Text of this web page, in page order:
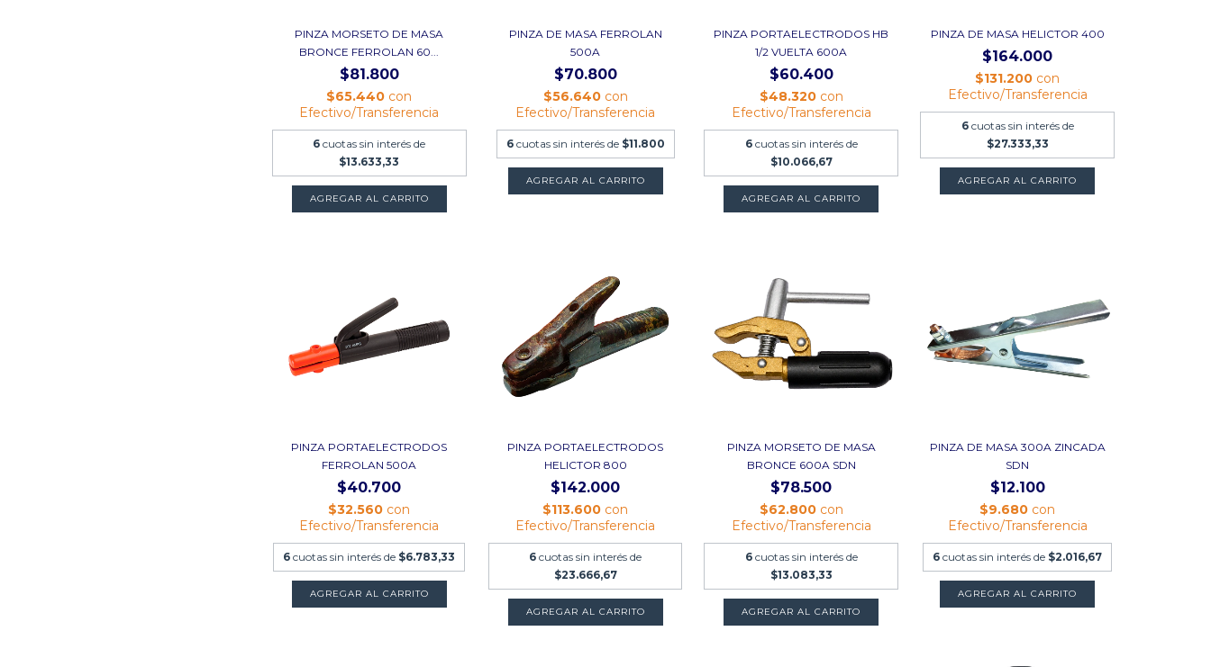
PINZA MORSETO DE MASA
BRONCE FERROLAN 60...
$81.800
$65.440 con
Efectivo/Transferencia
6 cuotas sin interés de
$13.633,33
PINZA DE MASA FERROLAN
500A
$70.800
$56.640 con
Efectivo/Transferencia
6 cuotas sin interés de $11.800
PINZA PORTAELECTRODOS HB
1/2 VUELTA 600A
$60.400
$48.320 con
Efectivo/Transferencia
6 cuotas sin interés de
$10.066,67
PINZA DE MASA HELICTOR 400
$164.000
$131.200 con
Efectivo/Transferencia
6 cuotas sin interés de
$27.333,33
PINZA PORTAELECTRODOS
FERROLAN 500A
$40.700
$32.560 con
Efectivo/Transferencia
6 cuotas sin interés de $6.783,33
PINZA PORTAELECTRODOS
HELICTOR 800
$142.000
$113.600 con
Efectivo/Transferencia
6 cuotas sin interés de
$23.666,67
PINZA MORSETO DE MASA
BRONCE 600A SDN
$78.500
$62.800 con
Efectivo/Transferencia
6 cuotas sin interés de
$13.083,33
PINZA DE MASA 300A ZINCADA
SDN
$12.100
$9.680 con
Efectivo/Transferencia
6 cuotas sin interés de $2.016,67